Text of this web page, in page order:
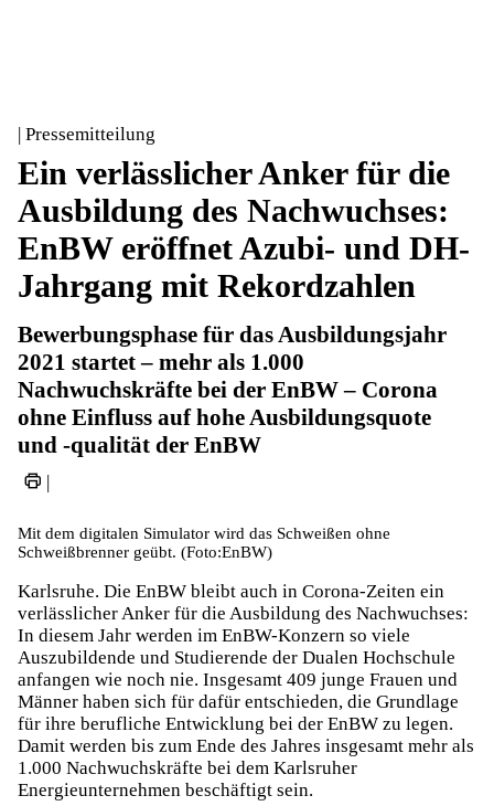
| Pressemitteilung
Ein verlässlicher Anker für die
Ausbildung des Nachwuchses:
EnBW eröffnet Azubi- und DH-
Jahrgang mit Rekordzahlen
Bewerbungsphase für das Ausbildungsjahr
2021 startet – mehr als 1.000
Nachwuchskräfte bei der EnBW – Corona
ohne Einfluss auf hohe Ausbildungsquote
und -qualität der EnBW
|
Mit dem digitalen Simulator wird das Schweißen ohne
Schweißbrenner geübt. (Foto:EnBW)
Karlsruhe. Die EnBW bleibt auch in Corona-Zeiten ein
verlässlicher Anker für die Ausbildung des Nachwuchses:
In diesem Jahr werden im EnBW-Konzern so viele
Auszubildende und Studierende der Dualen Hochschule
anfangen wie noch nie. Insgesamt 409 junge Frauen und
Männer haben sich für dafür entschieden, die Grundlage
für ihre berufliche Entwicklung bei der EnBW zu legen.
Damit werden bis zum Ende des Jahres insgesamt mehr als
1.000 Nachwuchskräfte bei dem Karlsruher
Energieunternehmen beschäftigt sein.